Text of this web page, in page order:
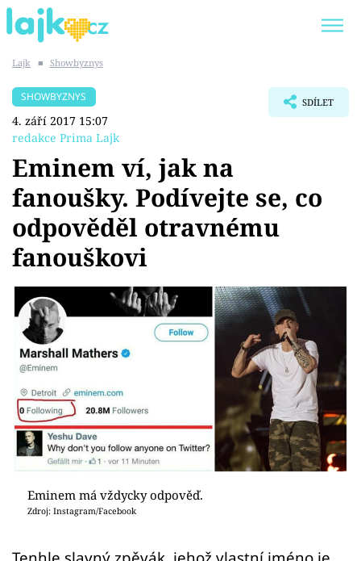
SHOPAHOLICADEL
Témata
Showbyznys
Youtubeři
Virály
Sex a vztahy
Videa
Sledujte prima+
Přihlášení
Sledujte nás
Lajk ■ Showbyznys
SHOWBYZNYS
4. září 2017 15:07
redakce Prima Lajk
SDÍLET
Eminem ví, jak na
fanoušky. Podívejte se, co
odpověděl otravnému
fanouškovi
Eminem má vždycky odpověď.
Zdroj: Instagram/Facebook